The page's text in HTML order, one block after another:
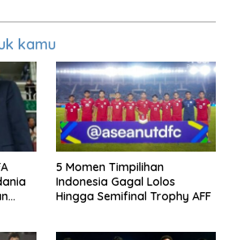
kamu
5 Momen Timpilihan
Indonesia Gagal Lolos
Hingga Semifinal Trophy AFF